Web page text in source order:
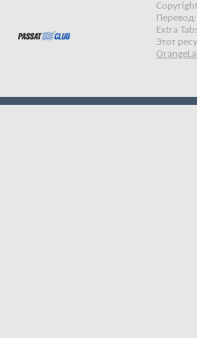
Перевод:
Extra
Этот